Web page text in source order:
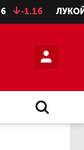
ЛУКОЙЛ